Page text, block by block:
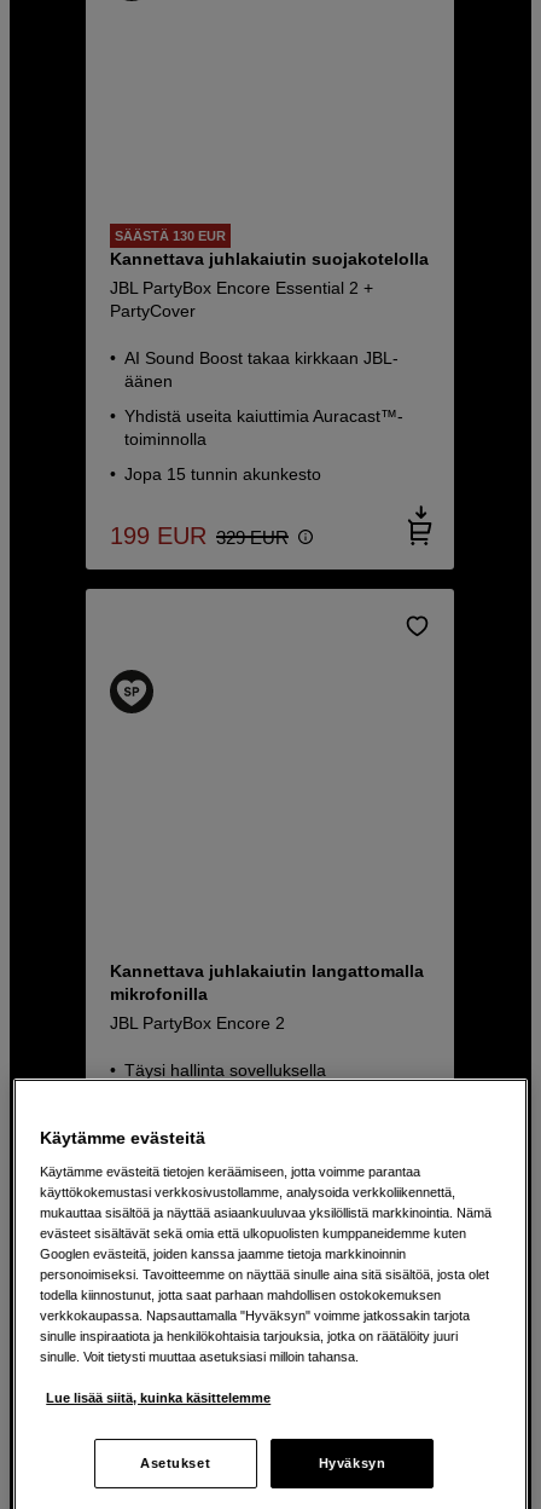
SÄÄSTÄ 130 EUR
Kannettava juhlakaiutin suojakotelolla
JBL PartyBox Encore Essential 2 +
PartyCover
AI Sound Boost takaa kirkkaan JBL-
äänen
Yhdistä useita kaiuttimia Auracast™-
toiminnolla
Jopa 15 tunnin akunkesto
199 EUR 329 EUR
Kannettava juhlakaiutin langattomalla
mikrofonilla
JBL PartyBox Encore 2
Täysi hallinta sovelluksella
Roiskevedenkestävä (IPX4)
349 EUR
Käytämme evästeitä
Käytämme evästeitä tietojen keräämiseen, jotta voimme parantaa
käyttökokemustasi verkkosivustollamme, analysoida verkkoliikennettä,
mukauttaa sisältöä ja näyttää asiaankuuluvaa yksilöllistä markkinointia. Nämä
evästeet sisältävät sekä omia että ulkopuolisten kumppaneidemme kuten
Googlen evästeitä, joiden kanssa jaamme tietoja markkinoinnin
personoimiseksi. Tavoitteemme on näyttää sinulle aina sitä sisältöä, josta olet
todella kiinnostunut, jotta saat parhaan mahdollisen ostokokemuksen
verkkokaupassa. Napsauttamalla "Hyväksyn" voimme jatkossakin tarjota
sinulle inspiraatiota ja henkilökohtaisia tarjouksia, jotka on räätälöity juuri
sinulle. Voit tietysti muuttaa asetuksiasi milloin tahansa.
Lue lisää siitä, kuinka käsittelemme
Asetukset Hyväksyn